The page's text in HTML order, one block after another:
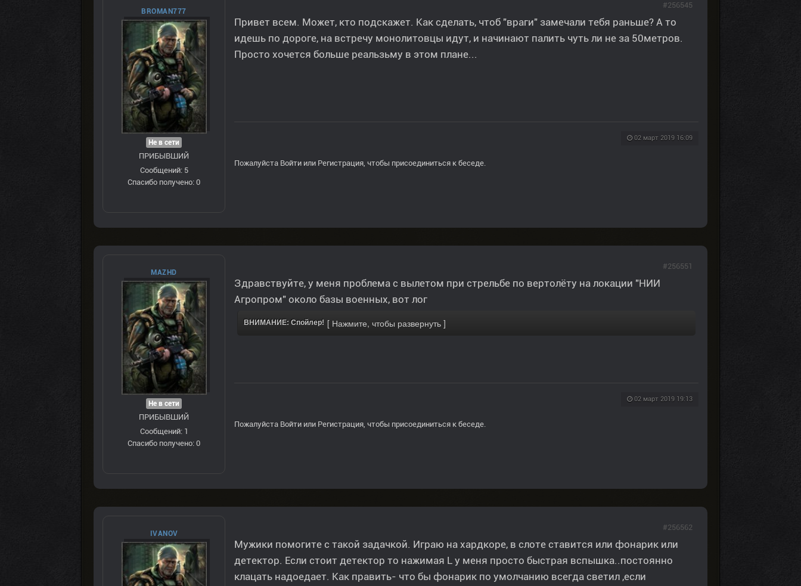
BROMAN777
Не в сети
ПРИБЫВШИЙ
Сообщений: 5
Спасибо получено: 0
Привет всем. Может, кто подскажет. Как сделать, чтоб "враги" замечали тебя раньше? А то
идешь по дороге, на встречу монолитовцы идут, и начинают палить чуть ли не за 50метров.
Просто хочется больше реальзьму в этом плане...
02 март 2019 16:09
#256545
Пожалуйста Войти или Регистрация, чтобы присоединиться к беседе.
MAZHD
Не в сети
ПРИБЫВШИЙ
Сообщений: 1
Спасибо получено: 0
Здравствуйте, у меня проблема с вылетом при стрельбе по вертолёту на локации "НИИ
Агропром" около базы военных, вот лог
ВНИМАНИЕ: Спойлер!
02 март 2019 19:13
#256551
Пожалуйста Войти или Регистрация , чтобы присоединиться к беседе.
IVANOV
Мужики помогите с такой задачкой. Играю на хардкоре, в слоте ставится или фонарик или
детектор. Если стоит детектор то нажимая L у меня просто быстрая вспышка..постоянно
клацать надоедает. Как править- что бы фонарик по умолчанию всегда светил ,если
#256562